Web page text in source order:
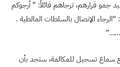
جمو قرارهم، ترجاهم قائلاً: ” أرجوكم
الإتصال بالسلطات المالطية .
سماع تسجيل للمكالمة، ستجد بأن